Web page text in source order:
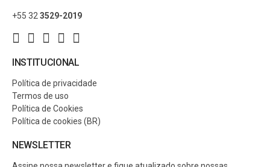
+55 32 3529-2019
INSTITUCIONAL
Política de privacidade
Termos de uso
Política de Cookies
Política de cookies (BR)
NEWSLETTER